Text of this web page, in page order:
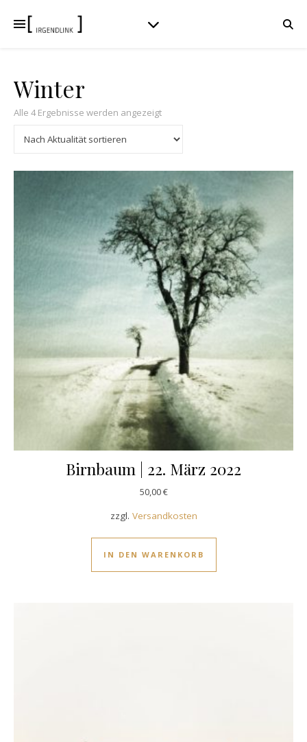
Winter
Alle 4 Ergebnisse werden angezeigtNach Aktualität sortiert
Birnbaum | 22. März 2022
50,00€
zzgl. Versandkosten
IN DEN WARENKORB